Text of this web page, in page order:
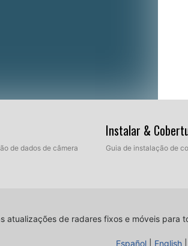
de dados de câmera
Instalar &
Guia de instalação de
atualizações de radares fixos e móveis para
Español English